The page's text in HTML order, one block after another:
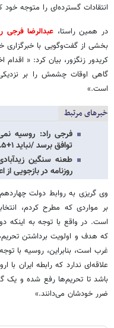
انتقادات گسترده‌ای را متوجه خود
در همین راستا، عبدالرضا فرجی
بخشی از گفت‌وگویی با خبرگزاری
کریدور زنگزور، بیان کرد: «
گاهی اوقات چشمش را بر
است.»
خبرهای مرتبط
فرجی راد: روسیه
توافق برسد /نباید ۱+۵…
طعنه سنگین
روزنامه در بازجویی
وی گریزی به روابط دولت
بر مواردی که مطرح کردم،
است. در واقع با توجه به اینکه
که هدف و اولویت برداشتن
غرب است، بنابراین، روسیه با
علاقه‌ای ندارد که رابطه ایران با
باشد تا تحریم‌ها رفع شده و یک
ضرر خودشان می‌دانند.»